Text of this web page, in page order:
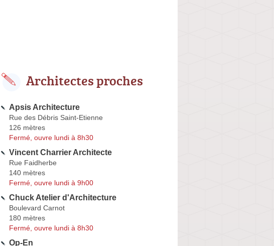
Architectes proches
Apsis Architecture
Rue des Débris Saint-Etienne
126 mètres
Fermé, ouvre lundi à 8h30
Vincent Charrier Architecte
Rue Faidherbe
140 mètres
Fermé, ouvre lundi à 9h00
Chuck Atelier d'Architecture
Boulevard Carnot
180 mètres
Fermé, ouvre lundi à 8h30
Op-En